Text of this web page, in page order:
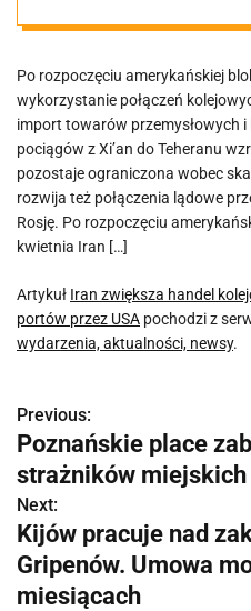
portów
USA
Po rozpoczęciu amerykańskiej
wykorzystanie połączeń
import towarów przemysłowych
pociągów z Xi’an do Teheranu
pozostaje ograniczona wobec
rozwija też połączenia lądowe
Rosję. Po rozpoczęciu
kwietnia Iran […]
Artykuł Iran zwiększa handel
portów przez USA pochodzi z
wydarzenia, aktualności, newsy.
N
a
w
i
g
Previous:
Poznańskie place
strażników miejskich
Next:
Kijów pracuje nad
Gripenów. Umowa
miesiącach